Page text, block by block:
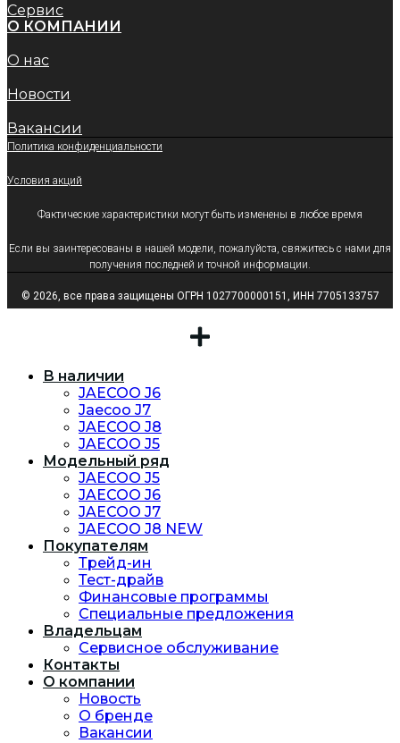
Сервис
O КОМПАНИИ
О нас
Новости
Вакансии
Политика конфиденциальности
Условия акций
Фактические характеристики могут быть изменены в любое время
Если вы заинтересованы в нашей модели, пожалуйста, свяжитесь с нами для
получения последней и точной информации.
© 2026, все права защищены ОГРН 1027700000151, ИНН 7705133757
В наличии
JAECOO J6
Jaecoo J7
JAECOO J8
JAECOO J5
Модельный ряд
JAECOO J5
JAECOO J6
JAECOO J7
JAECOO J8 NEW
Покупателям
Трейд-ин
Тест-драйв
Финансовые программы
Специальные предложения
Владельцам
Сервисное обслуживание
Контакты
О компании
Новость
O бренде
Вакансии